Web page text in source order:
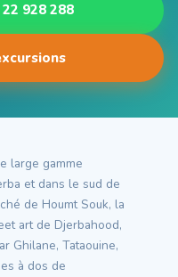
928 288
large gamme
et dans le sud de
de Houmt Souk, la
art de Djerbahood,
Ghilane, Tataouine,
à dos de